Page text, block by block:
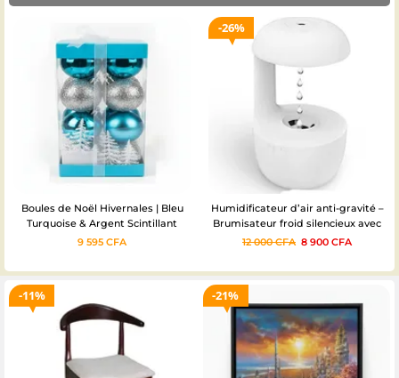
Humidificateur d’air anti-gravité –
Brumisateur froid silencieux avec
gouttes d’eau en lévitation
12 000CFA 8 900
23%
Bouquet de Roses Rouges Style
Coréen
25 000CFA 19 250CFA
11% 21%